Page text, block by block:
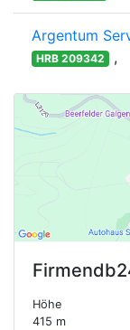
Argentum
HRB 209342 ,
Höhe
415 m